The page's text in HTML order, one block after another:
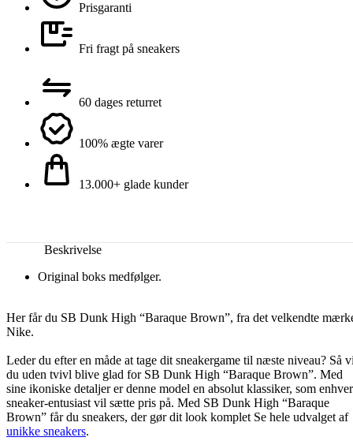
Prisgaranti
Fri fragt på sneakers
60 dages returret
100% ægte varer
13.000+ glade kunder
Beskrivelse
Original boks medfølger.
Her får du SB Dunk High “Baraque Brown”, fra det velkendte
Nike.
Leder du efter en måde at tage dit sneakergame til næste niveau? Så
du uden tvivl blive glad for SB Dunk High “Baraque Brown”. Med
sine ikoniske detaljer er denne model en absolut klassiker, som enhver
sneaker-entusiast vil sætte pris på. Med SB Dunk High “Baraque
Brown” får du sneakers, der gør dit look komplet Se hele udvalget af
unikke sneakers.